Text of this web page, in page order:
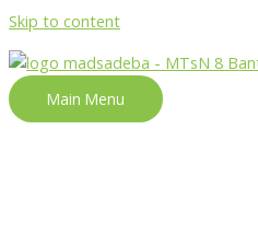
Skip to content
Main Menu